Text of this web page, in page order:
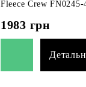
Fleece Crew FN0245-
1983 грн